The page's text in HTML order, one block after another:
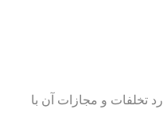
های بند ۴ ماده ۶ و تبصره ۲ ماده ۶ و مواد ۱۴- ۱۷-۱۹-۲۰-۲۴-۲۸-۳۷ و ۵۳ قانون دفاتر اسناد رسمی و کانون سردفتران و دفتریاران مصوب ۲۷/۱۱/۶۰ موارد تخلفات و مجازات آن با